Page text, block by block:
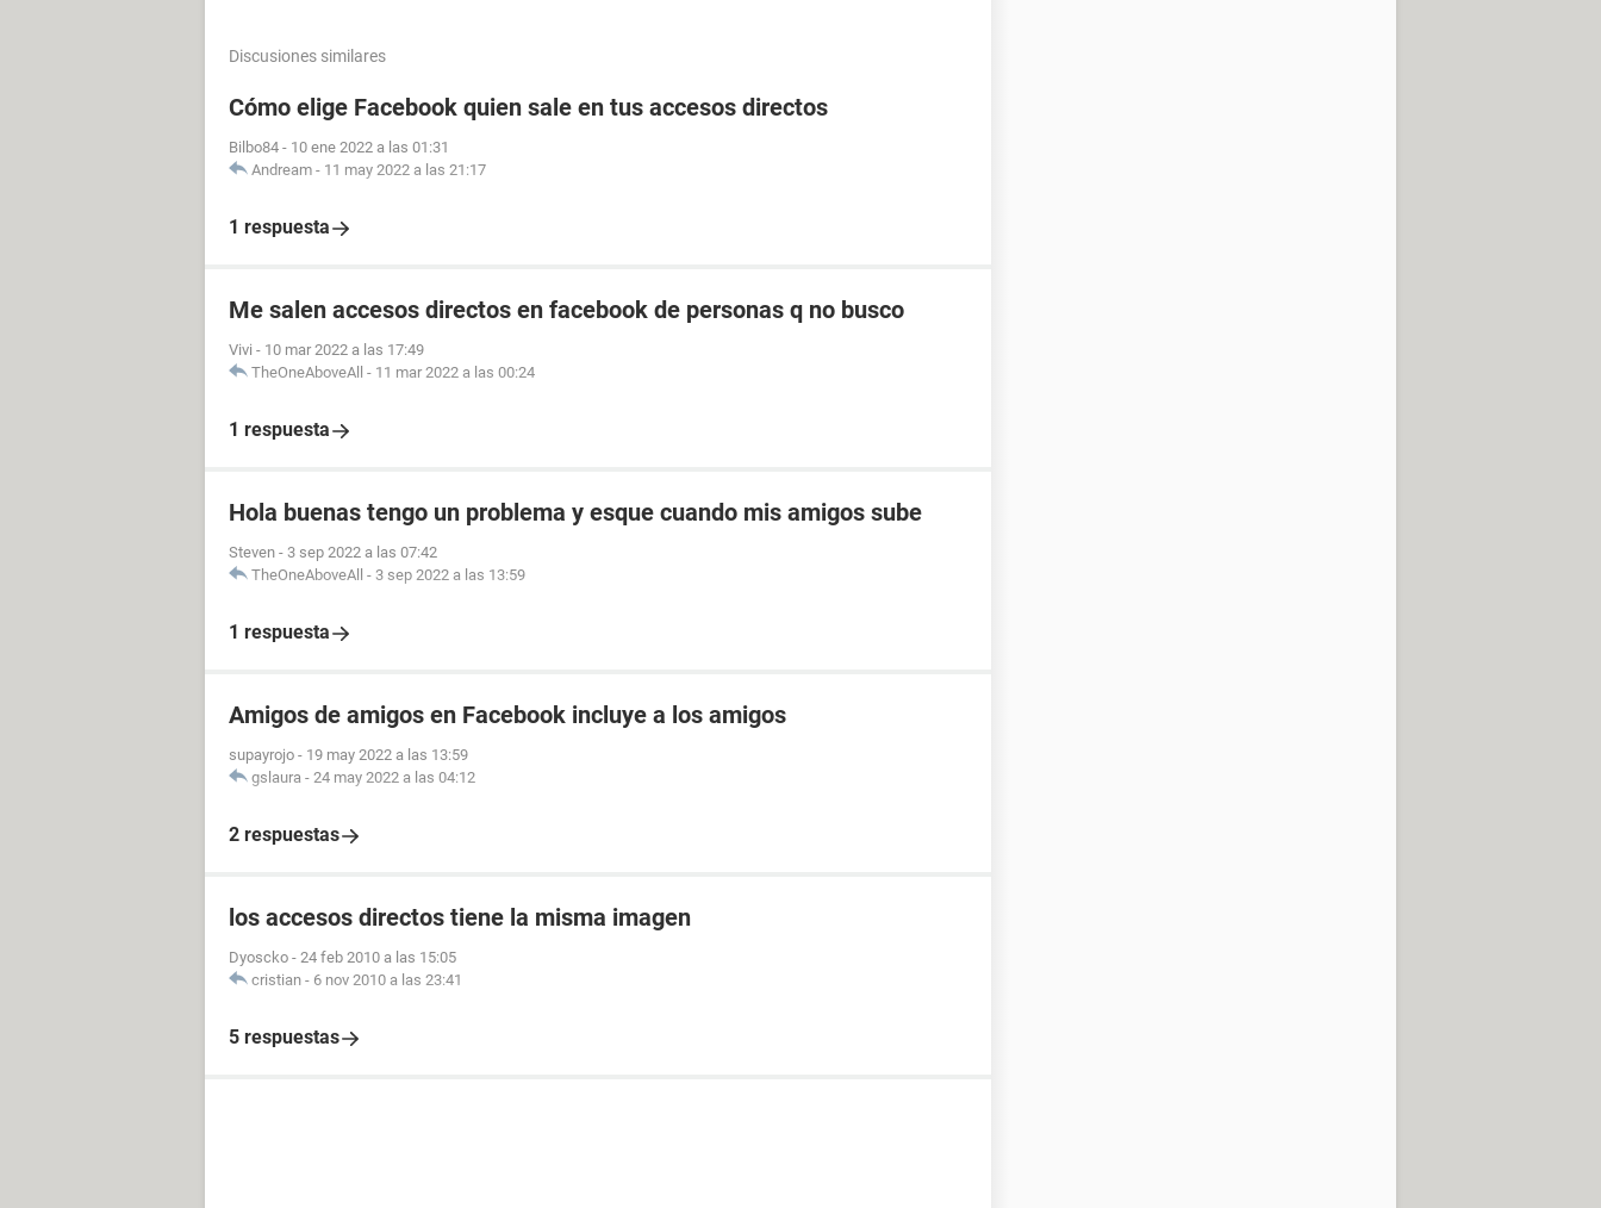
En el cual vuelvo a poner mis datos y me aparece una pantalla que dice que debo
activar la verificación en dos pasos aún y cuando la tima vez que inicie sesión ya
estaba activada
Discusiones similares
Cómo elige Facebook quien sale en tus accesos directos
Bilbo84 - 10 ene 2022 a las 01:31
Andream - 11 may 2022 a las 21:17
1 respuesta
Me salen accesos directos en facebook de personas q no busco
Vivi - 10 mar 2022 a las 17:49
TheOneAboveAll - 11 mar 2022 a las 00:24
1 respuesta
Hola buenas tengo un problema y esque cuando mis amigos sube
Steven - 3 sep 2022 a las 07:42
TheOneAboveAll - 3 sep 2022 a las 13:59
1 respuesta
Amigos de amigos en Facebook incluye a los amigos
supayrojo - 19 may 2022 a las 13:59
gslaura - 24 may 2022 a las 04:12
2 respuestas
los accesos directos tiene la misma imagen
Dyoscko - 24 feb 2010 a las 15:05
cristian - 6 nov 2010 a las 23:41
5 respuestas